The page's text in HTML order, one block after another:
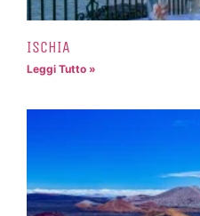
ISCHIA
Leggi Tutto »